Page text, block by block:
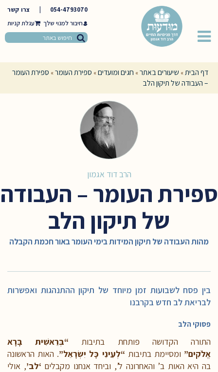
054-4793070
צרו קשר
חיבור למנוי שלך
דף הבית» שיעורים באתר» חגים ומועדים» ספירת העומר» ספירת העומר
– העבודה של תיקון הלב
הרב דוד אגמון
ספירת העומר – העבודה
של תיקון הלב
מהות העבודה של תיקון המידות בימי העומר באור חכמת הקבלה
בין פסח לשבועות זמן מיוחד של תיקון ההתנהגות ואפשרות
לבריאת לב חדש בקרבנו
פסוקי הלב
התורה הקדושה פותחת בתיבות “בְּרֵאשִׁית בָּרָא
אֱלֹקִים” ומסיימת בתיבות “לְעֵינֵי כָּל יִשְׂרָאֵל”. האות הראשונה
בה היא האות ב’ והאחרונה ל’, וביחד אנחנו מקבלים ‘לב’, אולי